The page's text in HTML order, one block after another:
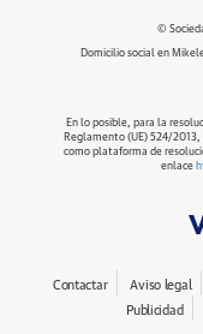
©
Domicilio social en
En lo posible, para la
Reglamento (UE) 524/2013,
como plataforma de
enlace
Contactar Aviso legal
Publicidad